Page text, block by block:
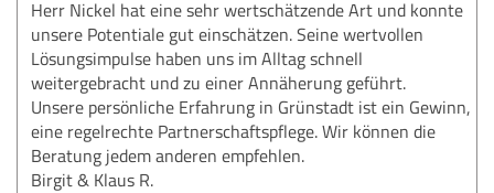
Herr Nickel hat eine sehr wertschätzende Art und konnte
unsere Potentiale gut einschätzen. Seine wertvollen
Lösungsimpulse haben uns im Alltag schnell
weitergebracht und zu einer Annäherung geführt.
Unsere persönliche Erfahrung in Grünstadt ist ein Gewinn,
eine regelrechte Partnerschaftspflege. Wir können die
Beratung jedem anderen empfehlen.
Birgit & Klaus R.